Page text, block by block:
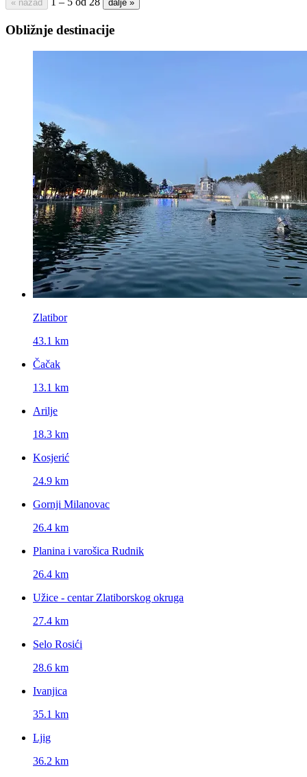
« nazad dalje »
Obližnje destinacije
Zlatibor
43.1 km
Čačak
13.1 km
Arilje
18.3 km
Kosjerić
24.9 km
Gornji Milanovac
26.4 km
Planina i varošica Rudnik
26.4 km
Užice - centar Zlatiborskog okruga
27.4 km
Selo Rosići
28.6 km
Ivanjica
35.1 km
Ljig
36.2 km